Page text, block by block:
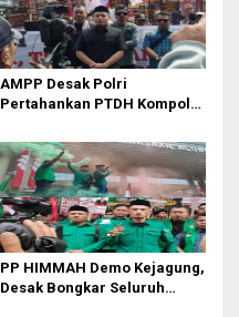
AMPP Desak Polri
Pertahankan PTDH Kompol
PP HIMMAH Demo Kejagung,
Desak Bongkar Seluruh